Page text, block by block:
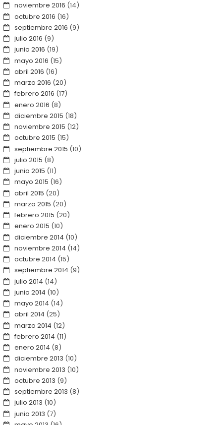
noviembre 2016 (14)
octubre 2016 (16)
septiembre 2016 (9)
julio 2016 (9)
junio 2016 (19)
mayo 2016 (15)
abril 2016 (16)
marzo 2016 (20)
febrero 2016 (17)
enero 2016 (8)
diciembre 2015 (18)
noviembre 2015 (12)
octubre 2015 (15)
septiembre 2015 (10)
julio 2015 (8)
junio 2015 (11)
mayo 2015 (16)
abril 2015 (20)
marzo 2015 (20)
febrero 2015 (20)
enero 2015 (10)
diciembre 2014 (10)
noviembre 2014 (14)
octubre 2014 (15)
septiembre 2014 (9)
julio 2014 (14)
junio 2014 (10)
mayo 2014 (14)
abril 2014 (25)
marzo 2014 (12)
febrero 2014 (11)
enero 2014 (8)
diciembre 2013 (10)
noviembre 2013 (10)
octubre 2013 (9)
septiembre 2013 (8)
julio 2013 (10)
junio 2013 (7)